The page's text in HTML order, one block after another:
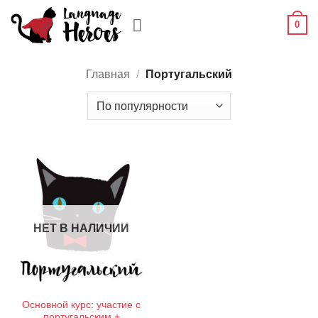
content
0
Главная / Португальский
НЕТ В НАЛИЧИИ
Основной курс: участие с